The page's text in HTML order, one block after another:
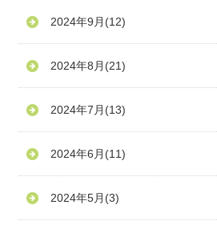
2024年9月 (12)
2024年8月 (21)
2024年7月 (13)
2024年6月 (11)
2024年5月 (3)